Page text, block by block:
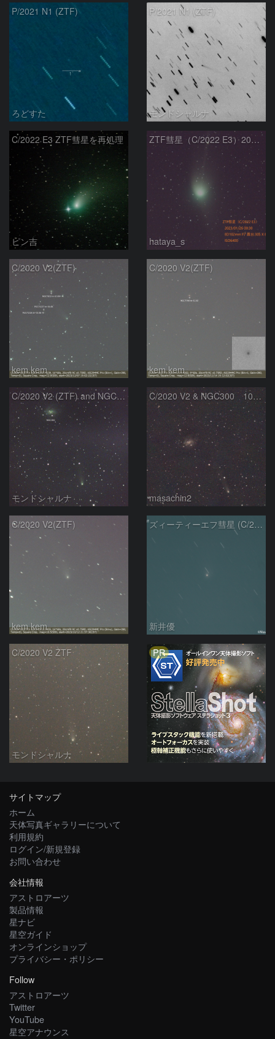
P/2021 N1 (ZTF)
ろどすた
P/2021 N1 (ZTF)
モンドシャルナ
C/2022 E3 ZTF彗星を再処理
ピン吉
ZTF彗星（C/2022 E3）2023/01/26
hataya_s
C/2020 V2(ZTF)
kem.kem
C/2020 V2(ZTF)
kem.kem
C/2020 V2 (ZTF) and NGC300
モンドシャルナ
C/2020 V2 & NGC300 10/15
masachin2
C/2020 V2(ZTF)
kem.kem
ズィーティーエフ彗星 (C/2020V2)：202309/12
新井優
C/2020 V2 ZTF
モンドシャルナ
PR
サイトマップ
ホーム
天体写真ギャラリーについて
利用規約
ログイン/新規登録
お問い合わせ
会社情報
アストロアーツ
製品情報
星ナビ
星空ガイド
オンラインショップ
プライバシー・ポリシー
Follow
アストロアーツ
Twitter
YouTube
星空アナウンス